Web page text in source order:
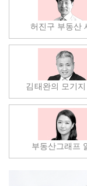
허진구 부동산
김태완의 모기지
부동산그래프